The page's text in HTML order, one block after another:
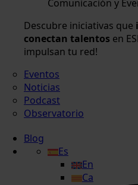
Comunicación y
Descubre iniciativas que
conectan talentos en
impulsan tu red!
Eventos
Noticias
Podcast
Observatorio
Blog
Es
En
Ca